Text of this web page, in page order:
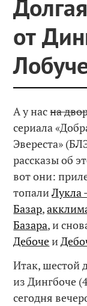
от
А у насна
сериала
Эвереста»
рассказы об
вот они:
топалиЛукла
Базар,
Базара, и
Дебочеи
Итак, шестой
из Дингбоче
сегодня